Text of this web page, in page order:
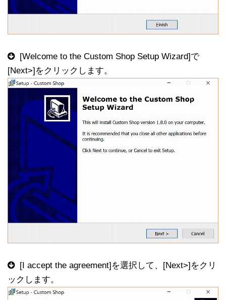
[Welcome to the Custom Shop Setup Wizard]で
[Next>]をクリックします。
[I accept the agreement]を選択して、[Next>]をクリ
ックします。